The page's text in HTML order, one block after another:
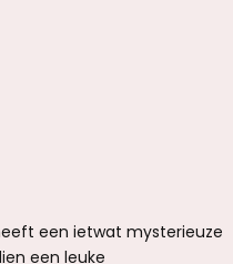
een ietwat mysterieuze
een leuke